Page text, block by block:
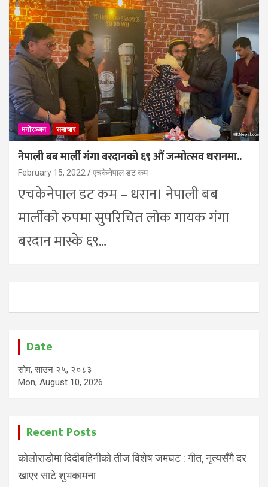
मनोरञ्जन समाचार
नेपाली बब मार्ली गंगा बरदानको ६९ औं जन्मोत्सव धरानमा..
February 15, 2022 एचकेनेपाल डट कम
एचकेनेपाल डट कम – धरान। नेपाली बब
मार्लीको रुपमा सुपरिचित लोक गायक गंगा
बरदान मास्के ६९…
Date
सोम, साउन २५, २०८३
Mon, August 10, 2026
Recent Posts
कोलोराडोमा दिदीबहिनीको तीज विशेष जमघट : गीत, नृत्यसँगै दर
खाएर साटे शुभकामना